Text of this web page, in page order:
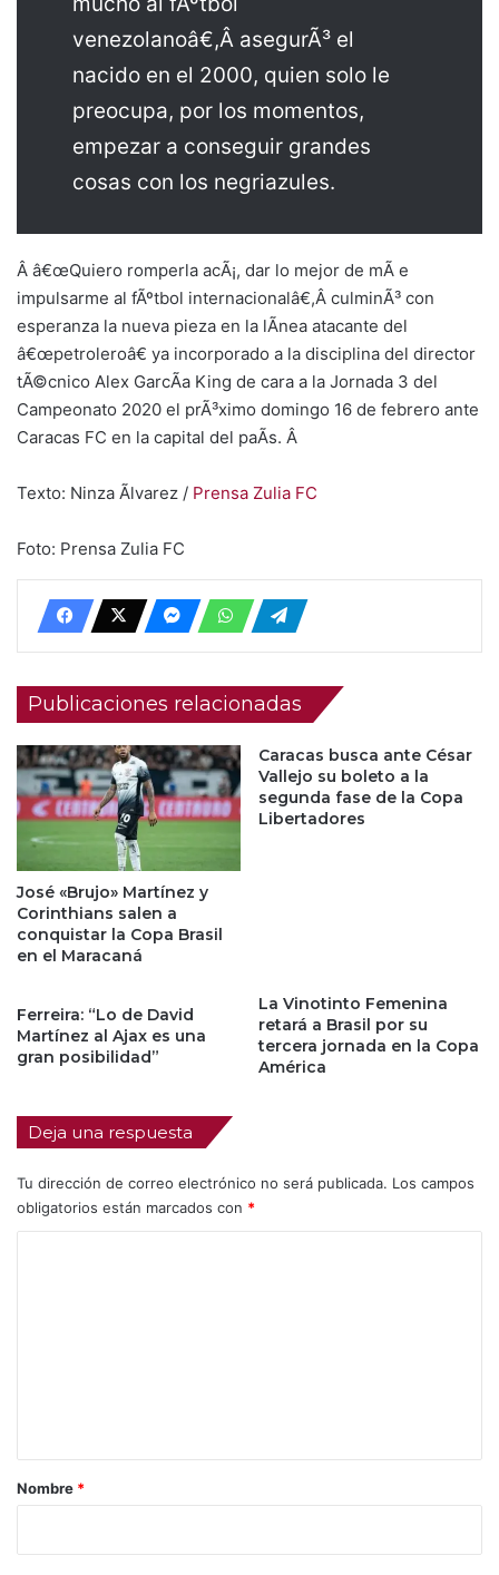
venezolanoâ€,Â asegurÃ³ el
nacido en el 2000, quien solo le
preocupa, por los momentos,
empezar a conseguir grandes
cosas con los negriazules.
Â â€œQuiero romperla acÃ¡, dar lo mejor de mÃ­ e
impulsarme al fÃºtbol internacionalâ€,Â culminÃ³ con
esperanza la nueva pieza en la lÃ­nea atacante del
â€œpetroleroâ€ ya incorporado a la disciplina del director
tÃ©cnico Alex GarcÃ­a King de cara a la Jornada 3 del
Campeonato 2020 el prÃ³ximo domingo 16 de febrero ante
Caracas FC en la capital del paÃ­s. Â
Texto: Ninza Ãlvarez / Prensa Zulia FC
Foto: Prensa Zulia FC
Publicaciones relacionadas
José «Brujo» Martínez y
Corinthians salen a
conquistar la Copa Brasil
en el Maracaná
Caracas busca ante César
Vallejo su boleto a la
segunda fase de la Copa
Libertadores
Ferreira: “Lo de David
Martínez al Ajax es una
gran posibilidad”
La Vinotinto Femenina
retará a Brasil por su
tercera jornada en la Copa
América
Deja una respuesta
Tu dirección de correo electrónico no será publicada. Los campos
obligatorios están marcados con *
rNombre *